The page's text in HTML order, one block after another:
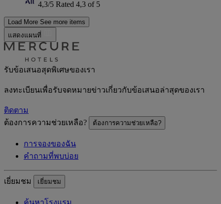
4,3/5 Rated 4,3 of 5
Load More See more items
แสดงแผนที่
รับข้อเสนอสุดพิเศษของเรา
ลงทะเบียนเพื่อรับจดหมายข่าวเกี่ยวกับข้อเสนอล่าสุดของเรา
ติดตาม
ต้องการความช่วยเหลือ?
ต้องการความช่วยเหลือ?
การจองของฉัน
คำถามที่พบบ่อย
เยี่ยมชม เยี่ยมชม
ค้นหาโรงแรม